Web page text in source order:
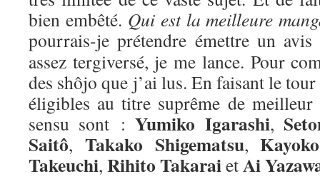
bien embêté. Qui est la meilleure
pourrais-je prétendre émettre un
assez tergiversé, je me lance. Pour
des shôjo que j’ai lus. En faisant le tour
éligibles au titre suprême de
sensu sont :Yumiko Igarashi,
Saitô, Takako Shigematsu,Kayoko
Takeuchi, Rihito TakaraietAi